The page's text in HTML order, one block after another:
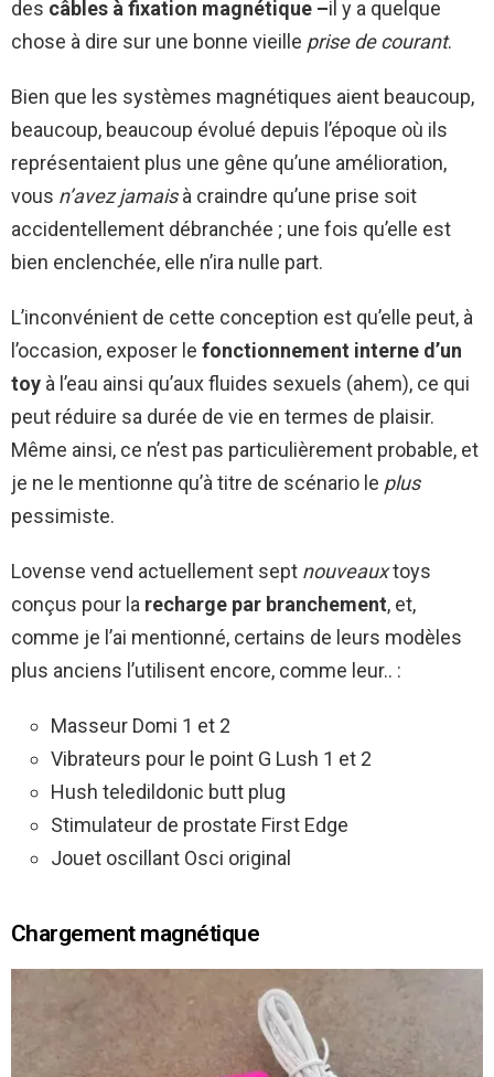
des câbles à fixation magnétique –il y a quelque
chose à dire sur une bonne vieille prise de courant.
Bien que les systèmes magnétiques aient beaucoup,
beaucoup, beaucoup évolué depuis l’époque où ils
représentaient plus une gêne qu’une amélioration,
vous n’avez jamaisà craindre qu’une prise soit
accidentellement débranchée ; une fois qu’elle est
bien enclenchée, elle n’ira nulle part.
L’inconvénient de cette conception est qu’elle peut, à
l’occasion, exposer le fonctionnement interne d’un
toy à l’eau ainsi qu’aux fluides sexuels (ahem), ce qui
peut réduire sa durée de vie en termes de plaisir.
Même ainsi, ce n’est pas particulièrement probable, et
je ne le mentionne qu’à titre de scénario le plus
pessimiste.
Lovense vend actuellement sept nouveauxtoys
conçus pour la recharge par branchement, et,
comme je l’ai mentionné, certains de leurs modèles
plus anciens l’utilisent encore, comme leur.. :
Masseur Domi 1 et 2
Vibrateurs pour le point G Lush 1 et 2
Hush teledildonic butt plug
Stimulateur de prostate First Edge
Jouet oscillant Osci original
Chargement magnétique